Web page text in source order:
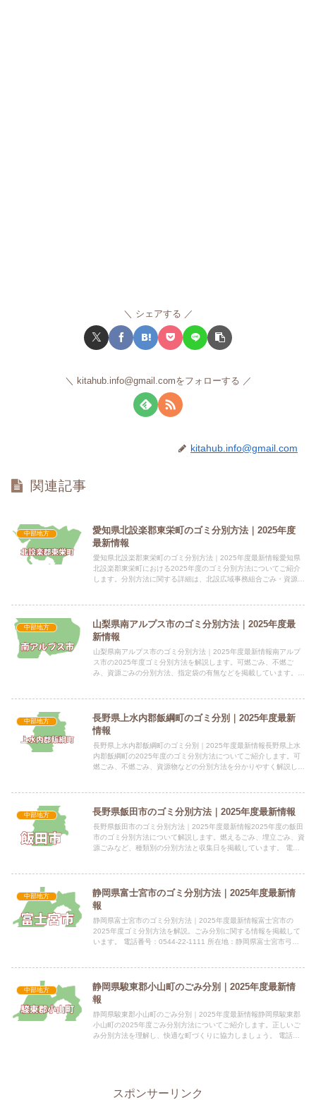
シェアする
kitahub.info@gmail.comをフォローする
kitahub.info@gmail.com
関連記事
中部地方
愛知県北設楽郡東栄町のゴミ分別方法｜2025年度
最新情報
愛知県北設楽郡東栄町のゴミ分別方法｜2025年度最新情報愛知県
北設楽郡東栄町における2025年度のゴミ分別方法についてご紹介
します。分別方法に関する詳細は、北設広域事務組合ごみ・資源分
中部地方
山梨県南アルプス市のゴミ分別方法｜2025年度最
新情報
山梨県南アルプス市のゴミ分別方法｜2025年度最新情報南アルプ
ス市の2025年度ゴミ分別方法を解説します。可燃ごみ、不燃ご
み、資源ごみの分別方法、指定袋の有無などを掲載しています。
中部地方
長野県上水内郡飯綱町のゴミ分別｜2025年度最新
情報
長野県上水内郡飯綱町のゴミ分別｜2025年度最新情報長野県上水
内郡飯綱町の2025年度のゴミ分別方法についてご紹介します。可
燃ごみ、不燃ごみ、資源物などの分別方法を分かりやすく解説しま
中部地方 長野県飯田市のゴミ分別方法｜2025年度最新情報
長野県飯田市のゴミ分別方法｜2025年度最新情報2025年度の飯田
市のゴミ分別方法について解説します。燃えるごみ、埋立ごみ、資
源ごみなど、種類別の分別方法と収集日を掲載しています。 電話
中部地方
静岡県富士宮市のゴミ分別方法｜2025年度最新情
報
静岡県富士宮市のゴミ分別方法｜2025年度最新情報富士宮市の
2025年度ゴミ分別方法を解説。ごみ分別に関する情報を掲載して
います。 電話番号：0544-22-1111 所在地：静岡県富士宮市弓沢
中部地方
静岡県駿東郡小山町のごみ分別｜2025年度最新情
報
静岡県駿東郡小山町のごみ分別｜2025年度最新情報静岡県駿東郡
小山町の2025年度ごみ分別方法についてご紹介します。正しいご
み分別方法を理解し、快適な町づくりに協力しましょう。 電話番
スポンサーリンク